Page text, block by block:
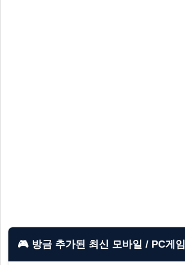
🎮 방금 추가된 최신 모바일 / PC게임